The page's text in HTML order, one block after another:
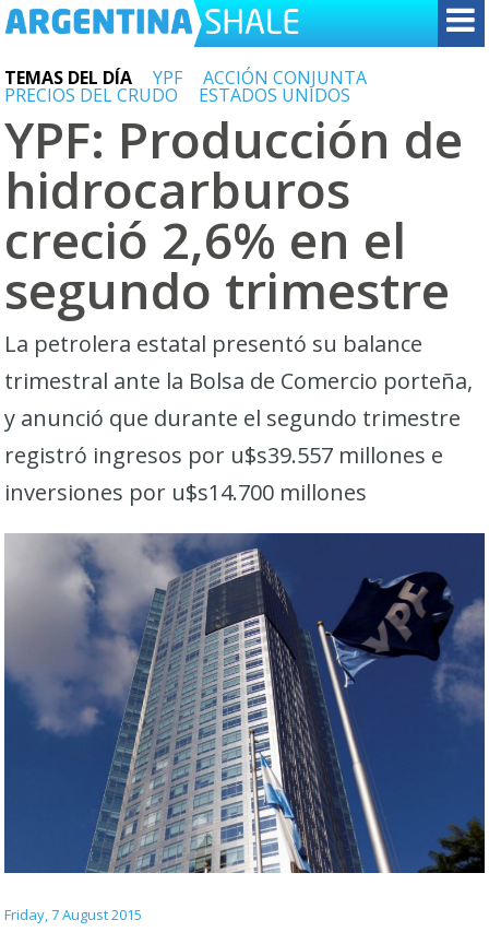
TEMAS DEL DÍA YPF ACCIÓN CONJUNTA
PRECIOS DEL CRUDO ESTADOS UNIDOS
YPF: Producción de
hidrocarburos
creció 2,6% en el
segundo trimestre
La petrolera estatal presentó su balance
trimestral ante la Bolsa de Comercio porteña,
y anunció que durante el segundo trimestre
registró ingresos por u$s39.557 millones e
inversiones por u$s14.700 millones
Friday, 7 August 2015